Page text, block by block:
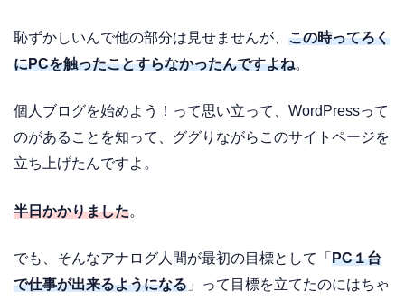
恥ずかしいんで他の部分は見せませんが、 この時ってろく
にPCを触ったことすらなかったんですよね。
個人ブログを始めよう！って思い立って、WordPressって
のがあることを知って、ググりながらこのサイトページを
立ち上げたんですよ。
半日かかりました。
でも、そんなアナログ人間が最初の目標として「 PC１台
で仕事が出来るようになる 」って目標を立てたのにはちゃ